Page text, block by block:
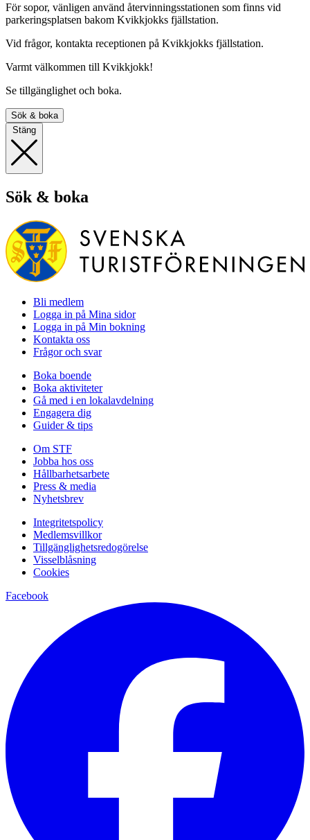
För sopor, vänligen använd återvinningsstationen som finns vid
parkeringsplatsen bakom Kvikkjokks fjällstation.
Vid frågor, kontakta receptionen på Kvikkjokks fjällstation.
Varmt välkommen till Kvikkjokk!
Se tillgänglighet och boka.
Sök & boka
Stäng
Sök & boka
Bli medlem
Logga in på Mina sidor
Logga in på Min bokning
Kontakta oss
Frågor och svar
Boka boende
Boka aktiviteter
Gå med i en lokalavdelning
Engagera dig
Guider & tips
Om STF
Jobba hos oss
Hållbarhetsarbete
Press & media
Nyhetsbrev
Integritetspolicy
Medlemsvillkor
Tillgänglighetsredogörelse
Visselblåsning
Cookies
Facebook